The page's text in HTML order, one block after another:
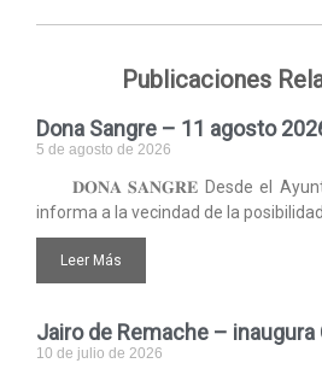
Publicaciones
Dona Sangre – 11 agosto
5 de agosto de 2026
𝐃𝐎𝐍𝐀 𝐒𝐀𝐍𝐆𝐑𝐄 Desde el
informa a la vecindad de la posibilidad
Leer Más
Jairo de Remache – inaugura
10 de julio de 2026